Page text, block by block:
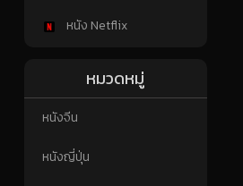
หนัง Netflix
หมวดหมู่
หนังจีน
หนังญี่ปุ่น